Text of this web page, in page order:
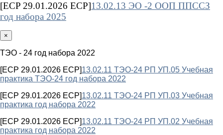
[ECP 29.01.2026 ECP]13.02.13 ЭО -2 ООП ППССЗ
год набора 2025
×
ТЭО - 24 год набора 2022
[ECP 29.01.2026 ECP]13.02.11 ТЭО-24 РП УП.05 Учебная
практика ТЭО-24 год набора 2022
[ECP 29.01.2026 ECP]13.02.11 ТЭО-24 РП УП.03 Учебная
практика год набора 2022
[ECP 29.01.2026 ECP]13.02.11 ТЭО-24 РП УП.02 Учебная
практика год набора 2022